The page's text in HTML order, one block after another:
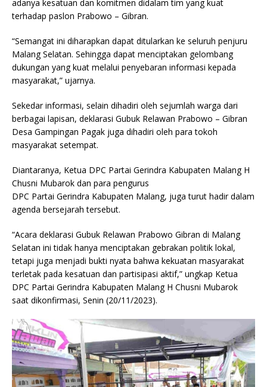
adanya kesatuan dan komitmen didalam tim yang kuat
terhadap paslon Prabowo – Gibran.
“Semangat ini diharapkan dapat ditularkan ke seluruh penjuru
Malang Selatan. Sehingga dapat menciptakan gelombang
dukungan yang kuat melalui penyebaran informasi kepada
masyarakat,” ujarnya.
Sekedar informasi, selain dihadiri oleh sejumlah warga dari
berbagai lapisan, deklarasi Gubuk Relawan Prabowo – Gibran
Desa Gampingan Pagak juga dihadiri oleh para tokoh
masyarakat setempat.
Diantaranya, Ketua DPC Partai Gerindra Kabupaten Malang H
Chusni Mubarok dan para pengurus
DPC Partai Gerindra Kabupaten Malang, juga turut hadir dalam
agenda bersejarah tersebut.
“Acara deklarasi Gubuk Relawan Prabowo Gibran di Malang
Selatan ini tidak hanya menciptakan gebrakan politik lokal,
tetapi juga menjadi bukti nyata bahwa kekuatan masyarakat
terletak pada kesatuan dan partisipasi aktif,” ungkap Ketua
DPC Partai Gerindra Kabupaten Malang H Chusni Mubarok
saat dikonfirmasi, Senin (20/11/2023).